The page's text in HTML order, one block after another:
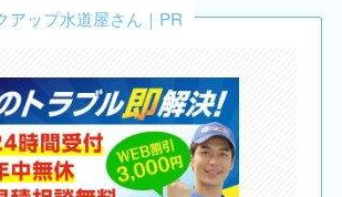
アップ水道屋さん｜PR